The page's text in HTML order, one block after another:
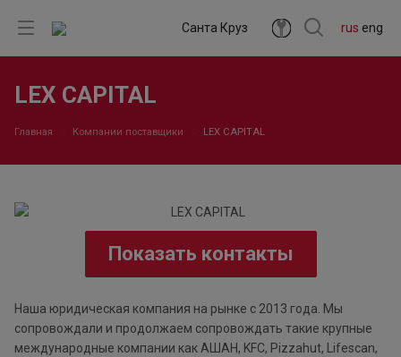
rus eng
Санта Круз
LEX CAPITAL
Главная Компании поставщики LEX CAPITAL
Показать контакты
Наша юридическая компания на рынке с 2013 года. Мы
сопровождали и продолжаем сопровождать такие крупные
международные компании как АШАН, KFC, Pizzahut, Lifescan,